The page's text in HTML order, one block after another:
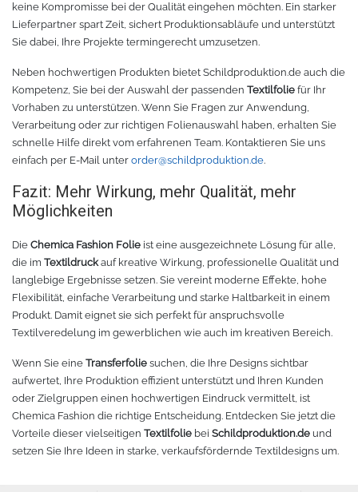
MDF
Acryl
keine Kompromisse bei der Qualität eingehen möchten. Ein starker
Lieferpartner spart Zeit, sichert Produktionsabläufe und unterstützt
Sie dabei, Ihre Projekte termingerecht umzusetzen.
Neben hochwertigen Produkten bietet Schildproduktion.de auch die
Kompetenz, Sie bei der Auswahl der passenden Textilfolie für Ihr
Vorhaben zu unterstützen. Wenn Sie Fragen zur Anwendung,
Verarbeitung oder zur richtigen Folienauswahl haben, erhalten Sie
schnelle Hilfe direkt vom erfahrenen Team. Kontaktieren Sie uns
einfach per E-Mail unter order@schildproduktion.de.
Fazit: Mehr Wirkung, mehr Qualität, mehr
Möglichkeiten
Die Chemica Fashion Folie ist eine ausgezeichnete Lösung für alle,
die im Textildruckauf kreative Wirkung, professionelle Qualität und
langlebige Ergebnisse setzen. Sie vereint moderne Effekte, hohe
Flexibilität, einfache Verarbeitung und starke Haltbarkeit in einem
Produkt. Damit eignet sie sich perfekt für anspruchsvolle
Textilveredelung im gewerblichen wie auch im kreativen Bereich.
Wenn Sie eine Transferfolie suchen, die Ihre Designs sichtbar
aufwertet, Ihre Produktion effizient unterstützt und Ihren Kunden
oder Zielgruppen einen hochwertigen Eindruck vermittelt, ist
Chemica Fashion die richtige Entscheidung. Entdecken Sie jetzt die
Vorteile dieser vielseitigen Textilfolie bei Schildproduktion.de und
setzen Sie Ihre Ideen in starke, verkaufsfördernde Textildesigns um.